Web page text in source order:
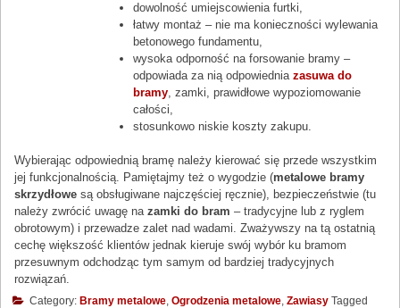
dowolność umiejscowienia furtki,
łatwy montaż – nie ma konieczności wylewania
betonowego fundamentu,
wysoka odporność na forsowanie bramy –
odpowiada za nią odpowiednia zasuwa do
bramy, zamki, prawidłowe wypoziomowanie
całości,
stosunkowo niskie koszty zakupu.
Wybierając odpowiednią bramę należy kierować się przede wszystkim
jej funkcjonalnością. Pamiętajmy też o wygodzie (metalowe bramy
skrzydłowe są obsługiwane najczęściej ręcznie), bezpieczeństwie (tu
należy zwrócić uwagę nazamki do bram – tradycyjne lub z ryglem
obrotowym) i przewadze zalet nad wadami. Zważywszy na tą ostatnią
cechę większość klientów jednak kieruje swój wybór ku bramom
przesuwnym odchodząc tym samym od bardziej tradycyjnych
rozwiązań.
Category: Bramy metalowe Ogrodzenia metalowe Zawiasy Tagged